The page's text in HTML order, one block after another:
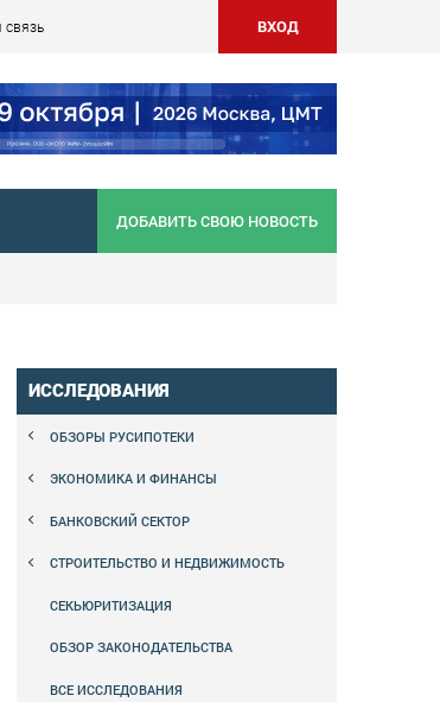
связь ВХОД
ДОБАВИТЬ СВОЮ НОВОСТЬ
ИССЛЕДОВАНИЯ
ОБЗОРЫ РУСИПОТЕКИ
ЭКОНОМИКА И ФИНАНСЫ
БАНКОВСКИЙ СЕКТОР
СТРОИТЕЛЬСТВО И НЕДВИЖИМОСТЬ
СЕКЬЮРИТИЗАЦИЯ
ОБЗОР ЗАКОНОДАТЕЛЬСТВА
ВСЕ ИССЛЕДОВАНИЯ